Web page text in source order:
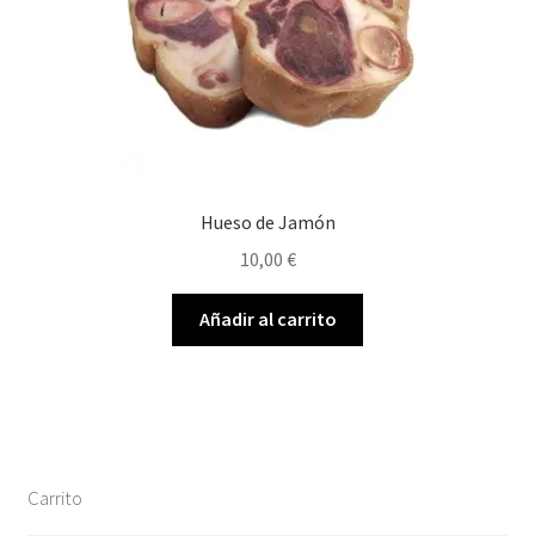
Hueso de Jamón
10,00 €
Añadir al carrito
Carrito